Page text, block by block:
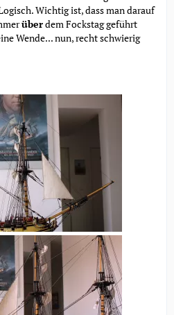
Wichtig ist, dass man darauf
überdem Fockstag geführt
Wende... nun, recht schwierig